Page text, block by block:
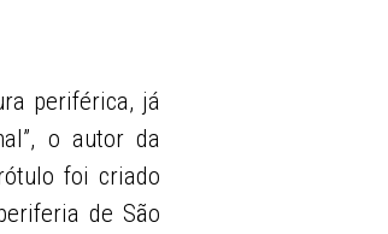
periférica, já
o autor da
foi criado
de São